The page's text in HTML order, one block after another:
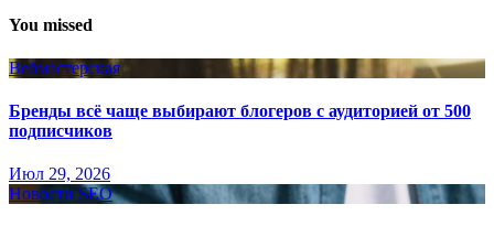
You missed
Вебмастерская
Бренды всё чаще выбирают блогеров с аудиторией от 500
подписчиков
Июл 29, 2026
Новости SEO